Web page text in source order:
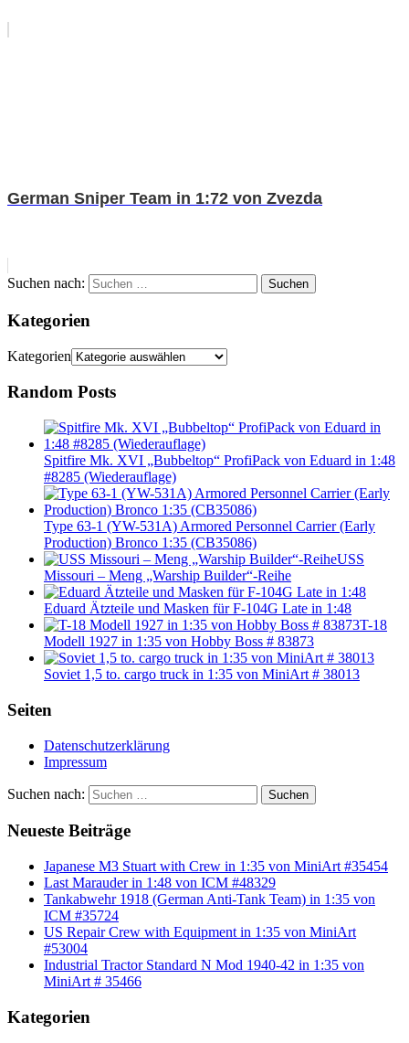
German Sniper Team in 1:72 von Zvezda
Suchen nach: Suchen
Kategorien
Kategorien
Random Posts
Spitfire Mk. XVI „Bubbeltop“ ProfiPack von Eduard in 1:48
#8285 (Wiederauflage)
Type 63-1 (YW-531A) Armored Personnel Carrier (Early
Production) Bronco 1:35 (CB35086)
USS
Missouri – Meng „Warship Builder“-Reihe
Eduard Ätzteile und Masken für F-104G Late in 1:48
T-18
Modell 1927 in 1:35 von Hobby Boss # 83873
Soviet 1,5 to. cargo truck in 1:35 von MiniArt # 38013
Seiten
Datenschutzerklärung
Impressum
Suchen nach: Suchen
Neueste Beiträge
Japanese M3 Stuart with Crew in 1:35 von MiniArt #35454
Last Marauder in 1:48 von ICM #48329
Tankabwehr 1918 (German Anti-Tank Team) in 1:35 von
ICM #35724
US Repair Crew with Equipment in 1:35 von MiniArt
#53004
Industrial Tractor Standard N Mod 1940-42 in 1:35 von
MiniArt # 35466
Kategorien